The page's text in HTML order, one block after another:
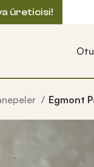
Egmont
üreticisi!